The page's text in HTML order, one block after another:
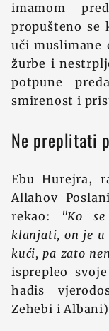
imamom
propušteno se
uči muslimane
žurbe i
potpune
smirenost i
Ne preplitati
Ebu Hurejra,
Allahov
rekao:
"Ko
klanjati, on je u
kući, pa zato
isprepleo
hadis
Zehebi i Albani)